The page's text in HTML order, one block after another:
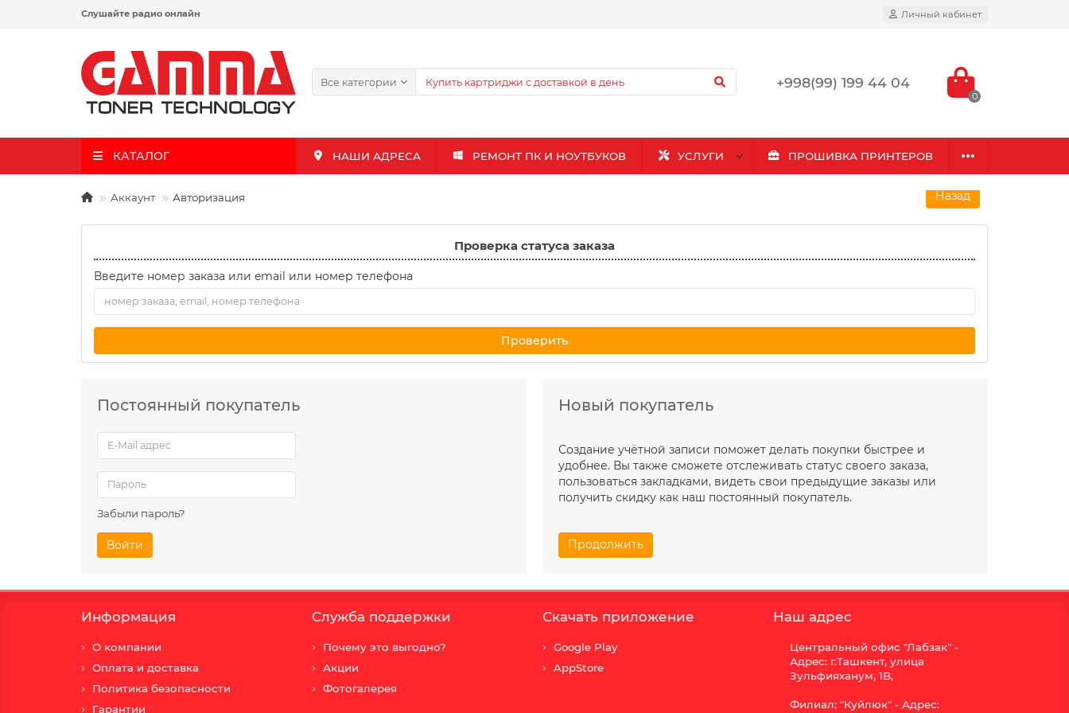
Слушайте радио онлайн Личный кабинет
Все категории +998(99) 199 44 04
0
КАТАЛОГ НАШИ АДРЕСА РЕМОНТ ПК И НОУТБУКОВ УСЛУГИ ПРОШИВКА ПРИНТЕРОВ
Аккаунт Авторизация
Проверка статуса заказа
Введите номер заказа или email или номер телефона
Проверить
Постоянный покупатель
Забыли пароль?
Войти
Новый покупатель
Создание учётной записи поможет делать покупки быстрее и
удобнее. Вы также сможете отслеживать статус своего заказа,
пользоваться закладками, видеть свои предыдущие заказы или
получить скидку как наш постоянный покупатель.
Продолжить
Информация
О компании
Оплата и доставка
Политика безопасности
Гарантии
Служба поддержки
Почему это выгодно?
Акции
Фотогалерея
Скачать приложение
Google Play
AppStore
Наш адрес
Центральный офис "Лабзак" -
Адрес: г.Ташкент, улица
Зульфияханум, 1B,
Филиал: "Куйлюк" - Адрес: